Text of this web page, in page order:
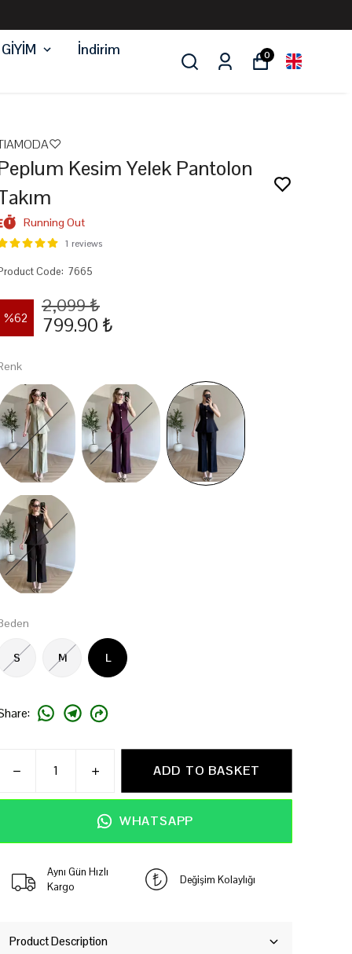
İndirim
0
Kesim Yelek Pantolon
Running Out
1 reviews
Code: 7665
%62
2,099 ₺
799.90 ₺
S M L
:
ADD TO BASKET
WHATSAPP
Aynı Gün Hızlı
Kargo
Değişim Kolaylığı
Product Description